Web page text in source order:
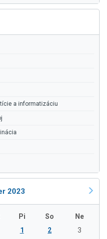
a informatizáciu
2023
Pi So
Ne
1
2
3